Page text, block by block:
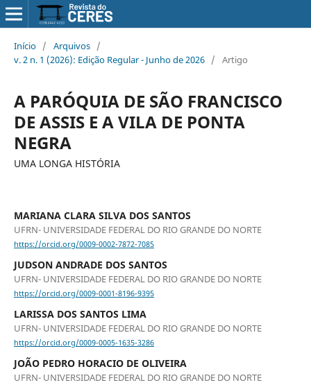
Início / Arquivos /
v. 2 n. 1 (2026): Edição Regular - Junho de 2026 / Artigo
A PARÓQUIA DE SÃO FRANCISCO
DE ASSIS E A VILA DE PONTA
NEGRA
UMA LONGA HISTÓRIA
MARIANA CLARA SILVA DOS SANTOS
UFRN- UNIVERSIDADE FEDERAL DO RIO GRANDE DO NORTE
https://orcid.org/0009-0002-7872-7085
JUDSON ANDRADE DOS SANTOS
UFRN- UNIVERSIDADE FEDERAL DO RIO GRANDE DO NORTE
https://orcid.org/0009-0001-8196-9395
LARISSA DOS SANTOS LIMA
UFRN- UNIVERSIDADE FEDERAL DO RIO GRANDE DO NORTE
https://orcid.org/0009-0005-1635-3286
JOÃO PEDRO HORACIO DE OLIVEIRA
UFRN- UNIVERSIDADE FEDERAL DO RIO GRANDE DO NORTE